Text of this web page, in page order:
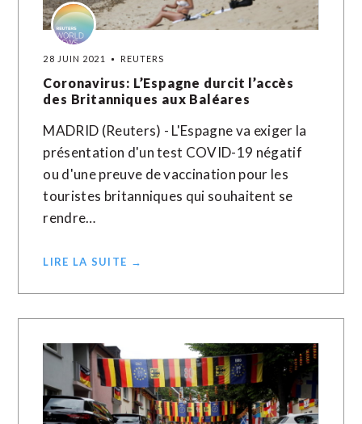
28 JUIN 2021 REUTERS
Coronavirus: L’Espagne durcit l’accès
des Britanniques aux Baléares
MADRID (Reuters) - L'Espagne va exiger la
présentation d'un test COVID-19 négatif
ou d'une preuve de vaccination pour les
touristes britanniques qui souhaitent se
rendre…
LIRE LA SUITE →